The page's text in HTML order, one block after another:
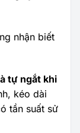
nhận biết
tự ngắt khi
kéo dài
tần suất sử